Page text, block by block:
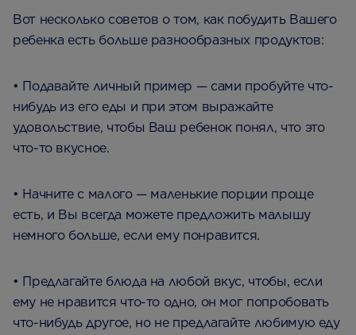
Вот несколько советов о том, как побудить Вашего
ребенка есть больше разнообразных продуктов:
• Подавайте личный пример — сами пробуйте что-
нибудь из его еды и при этом выражайте
удовольствие, чтобы Ваш ребенок понял, что это
что-то вкусное.
• Начните с малого — маленькие порции проще
есть, и Вы всегда можете предложить малышу
немного больше, если ему понравится.
• Предлагайте блюда на любой вкус, чтобы, если
ему не нравится что-то одно, он мог попробовать
что-нибудь другое, но не предлагайте любимую еду